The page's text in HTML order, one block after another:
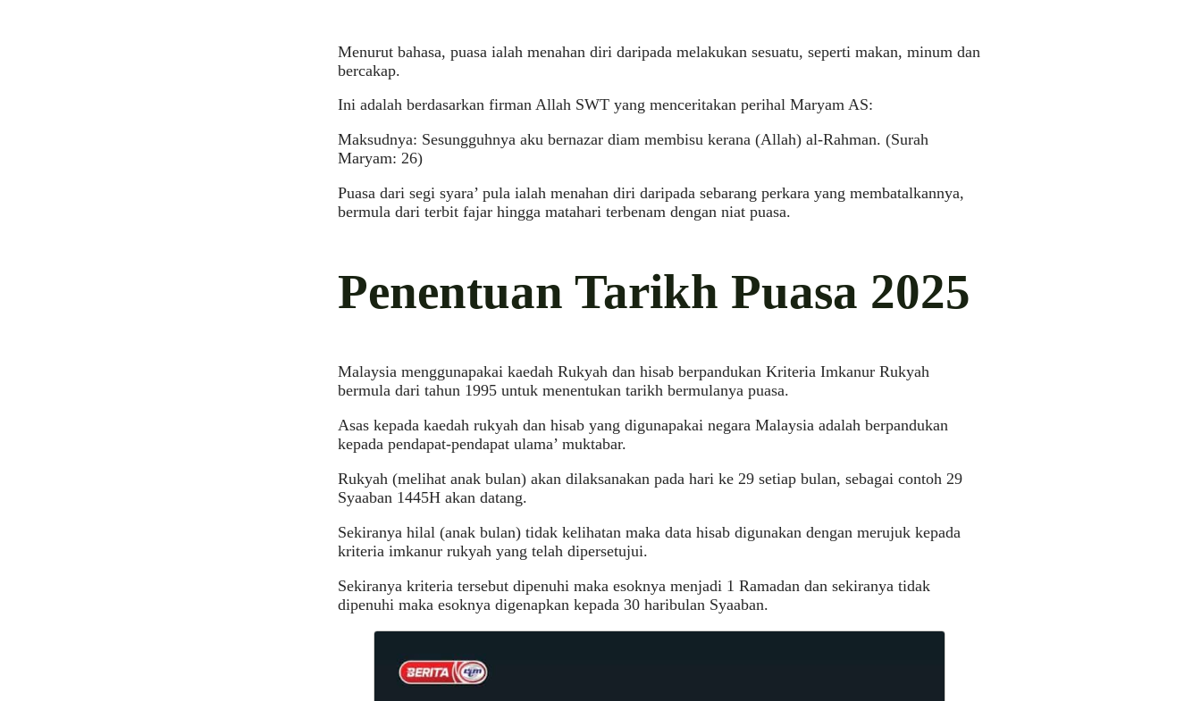
Menurut bahasa, puasa ialah menahan diri daripada melakukan sesuatu, seperti makan, minum dan
bercakap.
Ini adalah berdasarkan firman Allah SWT yang menceritakan perihal Maryam AS:
Maksudnya: Sesungguhnya aku bernazar diam membisu kerana (Allah) al-Rahman. (Surah
Maryam: 26)
Puasa dari segi syara’ pula ialah menahan diri daripada sebarang perkara yang membatalkannya,
bermula dari terbit fajar hingga matahari terbenam dengan niat puasa.
Penentuan Tarikh Puasa 2025
Malaysia menggunapakai kaedah Rukyah dan hisab berpandukan Kriteria Imkanur Rukyah
bermula dari tahun 1995 untuk menentukan tarikh bermulanya puasa.
Asas kepada kaedah rukyah dan hisab yang digunapakai negara Malaysia adalah berpandukan
kepada pendapat-pendapat ulama’ muktabar.
Rukyah (melihat anak bulan) akan dilaksanakan pada hari ke 29 setiap bulan, sebagai contoh 29
Syaaban 1445H akan datang.
Sekiranya hilal (anak bulan) tidak kelihatan maka data hisab digunakan dengan merujuk kepada
kriteria imkanur rukyah yang telah dipersetujui.
Sekiranya kriteria tersebut dipenuhi maka esoknya menjadi 1 Ramadan dan sekiranya tidak
dipenuhi maka esoknya digenapkan kepada 30 haribulan Syaaban.